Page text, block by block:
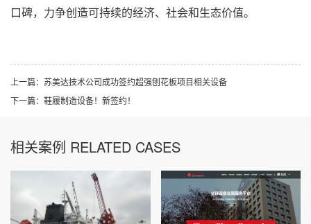
口碑，力争创造可持续的经济、社会和生态价值。
上一篇： 苏美达技术公司成功签约超强刨花板项目相关设备
下一篇： 鞋履制造设备！新签约！
相关案例 RELATED CASES